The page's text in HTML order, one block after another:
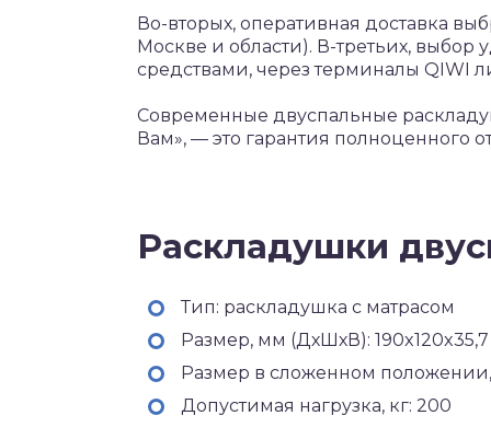
Во-вторых, оперативная доставка
Москве и области). В-третьих,
средствами, через терминалы QIWI
Современные двуспальные
Вам», — это гарантия полноценного
Раскладушки
Тип: раскладушка с матрасом
Размер, мм (ДхШхВ):
Размер в сложенном
Допустимая нагрузка, кг: 200